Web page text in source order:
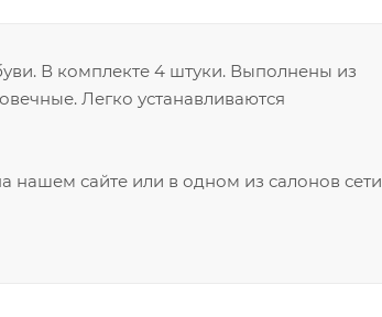
В комплекте 4 штуки. Выполнены из
Легко устанавливаются
нашем сайте или в одном из салонов сети